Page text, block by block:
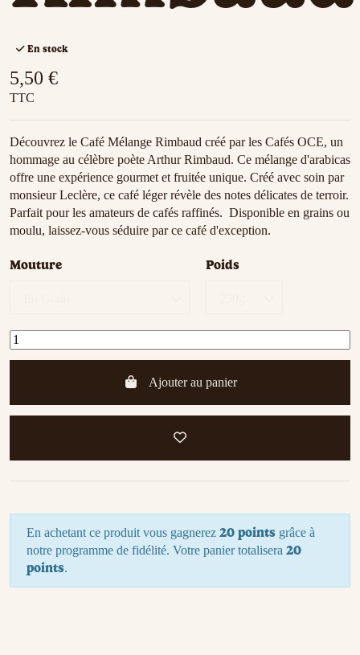
En stock
5,50 €
TTC
Découvrez le Café Mélange Rimbaud créé par les Cafés OCE, un
hommage au célèbre poète Arthur Rimbaud. Ce mélange d'arabicas
offre une expérience gourmet et fruitée unique. Créé avec soin par
monsieur Leclère, ce café léger révèle des notes délicates de terroir.
Parfait pour les amateurs de cafés raffinés. Disponible en grains ou
moulu, laissez-vous séduire par ce café d'exception.
Mouture Poids
Ajouter au panier
En achetant ce produit vous gagnerez 20 points grâce à
notre programme de fidélité. Votre panier totalisera 20
points.